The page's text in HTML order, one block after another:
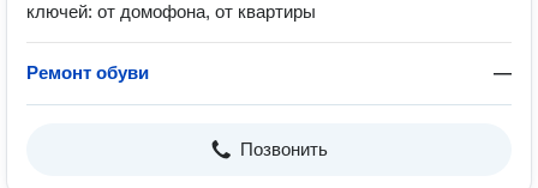
ключей: от домофона, от квартиры
Ремонт обуви —
Позвонить